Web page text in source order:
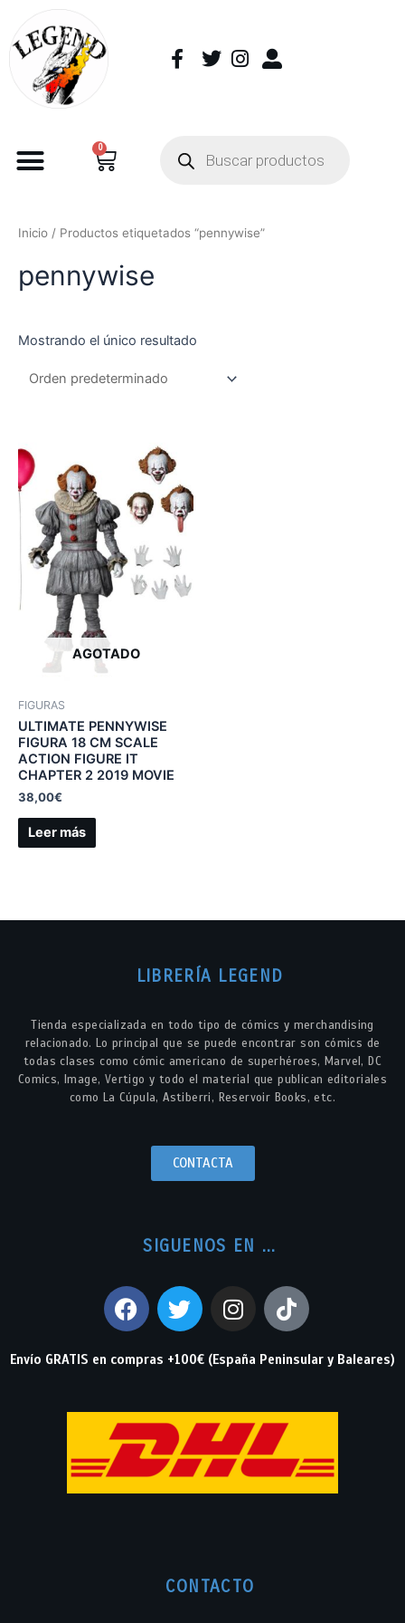
0
Inicio / Productos etiquetados “pennywise”
pennywise
Mostrando el único resultado
AGOTADO
FIGURAS
ULTIMATE PENNYWISE
FIGURA 18 CM SCALE
ACTION FIGURE IT
CHAPTER 2 2019 MOVIE
38,00€
Leer más
LIBRERÍA LEGEND
Tienda especializada en todo tipo de cómics y merchandising
relacionado. Lo principal que se puede encontrar son cómics de
todas clases como cómic americano de superhéroes, Marvel, DC
Comics, Image, Vertigo y todo el material que publican editoriales
como La Cúpula, Astiberri, Reservoir Books, etc.
CONTACTA
SIGUENOS EN ...
Envío GRATIS en compras +100€ (España Peninsular y Baleares)
CONTACTO